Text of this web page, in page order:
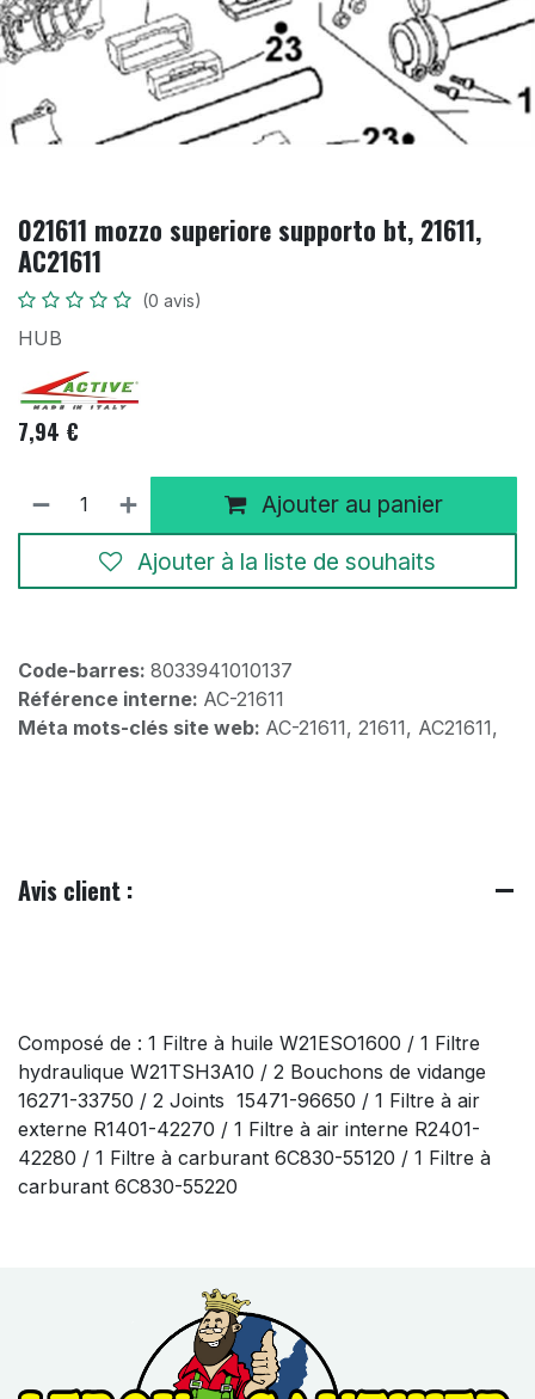
021611 mozzo superiore supporto bt, 21611,
AC21611
(0 avis)
HUB
7,94 €
Ajouter au panier
Ajouter à la liste de souhaits
Code-barres: 8033941010137
Référence interne: AC-21611
Méta mots-clés site web: AC-21611, 21611, AC21611,
Avis client :
Composé de : 1 Filtre à huile W21ESO1600 / 1 Filtre
hydraulique W21TSH3A10 / 2 Bouchons de vidange
16271-33750 / 2 Joints 15471-96650 / 1 Filtre à air
externe R1401-42270 / 1 Filtre à air interne R2401-
42280 / 1 Filtre à carburant 6C830-55120 / 1 Filtre à
carburant 6C830-55220